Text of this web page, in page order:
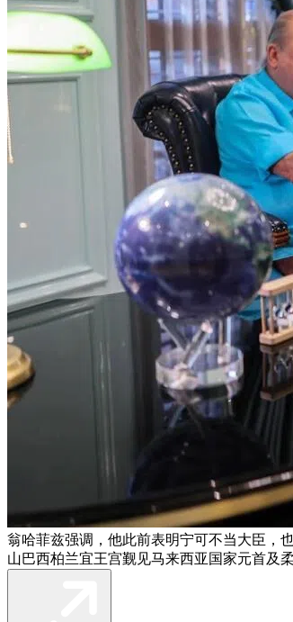
翁哈菲兹强调，他此前表明宁可不当大臣，
山巴西柏兰宜王宫觐见马来西亚国家元首及